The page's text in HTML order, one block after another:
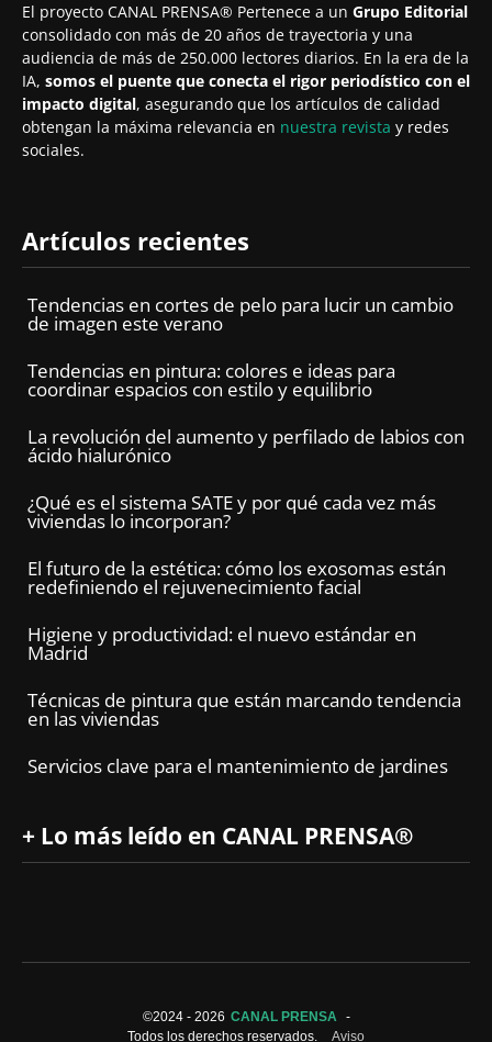
El proyecto CANAL PRENSA® Pertenece a un Grupo Editorial
consolidado con más de 20 años de trayectoria y una
audiencia de más de 250.000 lectores diarios. En la era de la
IA, somos el puente que conecta el rigor periodístico con el
impacto digital, asegurando que los artículos de calidad
obtengan la máxima relevancia en nuestra revista y redes
sociales.
Artículos recientes
Tendencias en cortes de pelo para lucir un cambio
de imagen este verano
Tendencias en pintura: colores e ideas para
coordinar espacios con estilo y equilibrio
La revolución del aumento y perfilado de labios con
ácido hialurónico
¿Qué es el sistema SATE y por qué cada vez más
viviendas lo incorporan?
El futuro de la estética: cómo los exosomas están
redefiniendo el rejuvenecimiento facial
Higiene y productividad: el nuevo estándar en
Madrid
Técnicas de pintura que están marcando tendencia
en las viviendas
Servicios clave para el mantenimiento de jardines
+ Lo más leído en CANAL PRENSA®
©2024 - 2026 CANAL PRENSA
-
Todos los derechos reservados.
Aviso